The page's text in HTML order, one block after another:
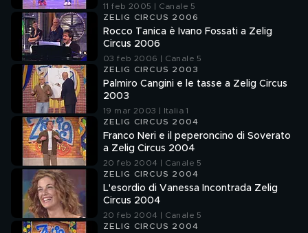
11 feb 2005 | Canale 5
ZELIG CIRCUS 2006
Rocco Tanica è Ivano Fossati a Zelig
Circus 2006
03 feb 2006 | Canale 5
ZELIG CIRCUS 2003
Palmiro Cangini e le tasse a Zelig Circus
2003
19 mar 2003 | Italia 1
ZELIG CIRCUS 2004
Franco Neri e il peperoncino di Soverato
a Zelig Circus 2004
20 feb 2004 | Canale 5
ZELIG CIRCUS 2004
L'esordio di Vanessa Incontrada Zelig
Circus 2004
20 feb 2004 | Canale 5
ZELIG CIRCUS 2004